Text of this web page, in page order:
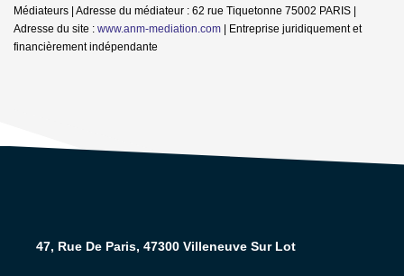
Médiateurs | Adresse du médiateur : 62 rue Tiquetonne 75002 PARIS |
Adresse du site : www.anm-mediation.com | Entreprise juridiquement et
financièrement indépendante
47, Rue De Paris, 47300 Villeneuve Sur Lot